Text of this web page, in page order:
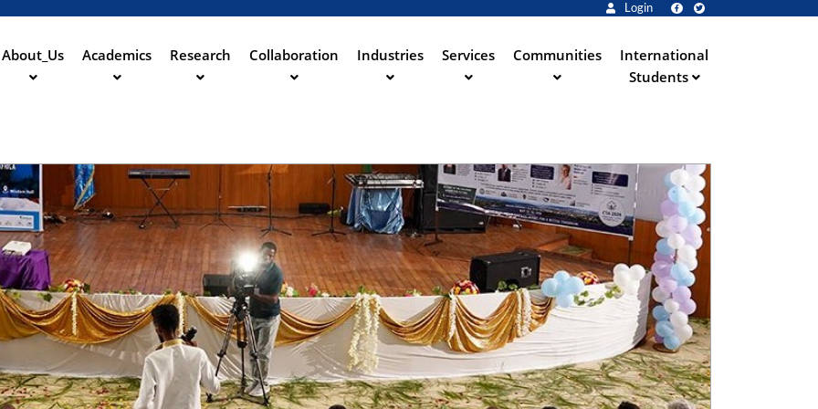
main
Login
About_Us Academics Research Collaboration Industries Services Communities
International
Students